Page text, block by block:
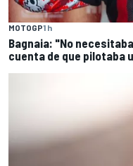
MOTOGP1 h
Bagnaia: "No
cuenta de que pilotaba